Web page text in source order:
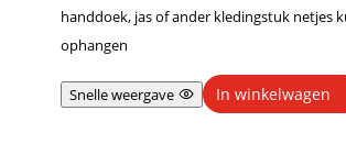
handdoek, jas of ander kledingstuk netjes
ophangen
Snelle weergave In winkelwagen